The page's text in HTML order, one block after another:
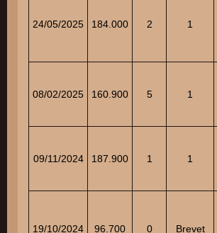
24/05/2025 184.000 2 1
08/02/2025 160.900 5 1
09/11/2024 187.900 1 1
19/10/2024 96.700 0 Brevet